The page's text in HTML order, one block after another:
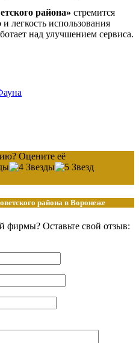
района» стремится
легкость использования
над улучшением сервиса.
Оцените её
района в Воронеже
фирмы? Оставьте свой отзыв: